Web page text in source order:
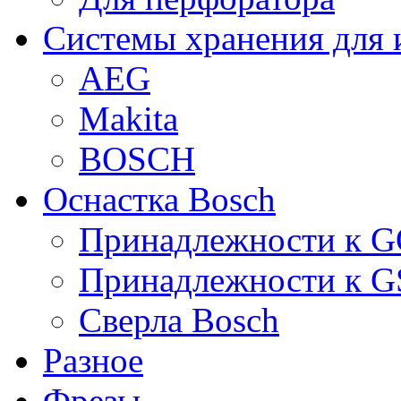
Системы хранения для
AEG
Makita
BOSCH
Оснастка Bosch
Принадлежности к
Принадлежности к
Сверла Bosch
Разное